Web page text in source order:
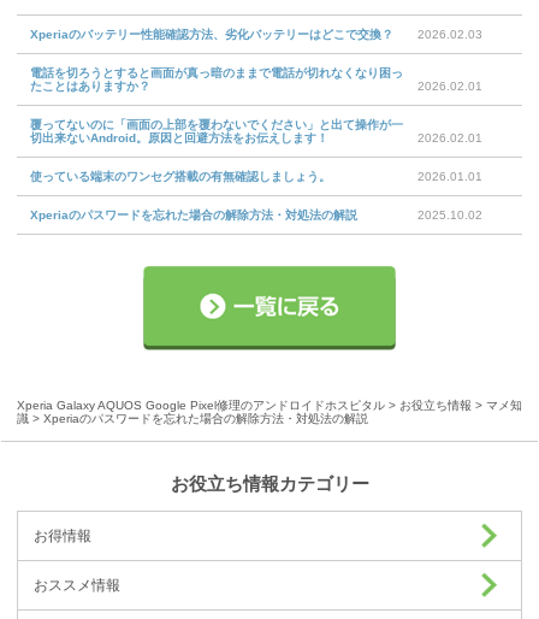
Xperiaのバッテリー性能確認方法、劣化バッテリーはどこで交換？ 2026.02.03
電話を切ろうとすると画面が真っ暗のままで電話が切れなくなり困っ
たことはありますか？
2026.02.01
覆ってないのに「画面の上部を覆わないでください」と出て操作が一
切出来ないAndroid。原因と回避方法をお伝えします！
2026.02.01
使っている端末のワンセグ搭載の有無確認しましょう。 2026.01.01
Xperiaのパスワードを忘れた場合の解除方法・対処法の解説 2025.10.02
Xperia Galaxy AQUOS Google Pixel修理のアンドロイドホスピタル > お役立ち情報 > マメ知
識 > Xperiaのパスワードを忘れた場合の解除方法・対処法の解説
お役立ち情報カテゴリー
お得情報
おススメ情報